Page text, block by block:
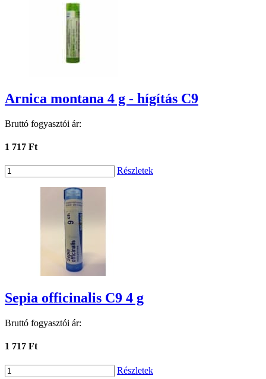
Arnica montana 4 g - hígítás C9
Bruttó fogyasztói ár:
1 717 Ft
Részletek
Sepia officinalis C9 4 g
Bruttó fogyasztói ár:
1 717 Ft
Részletek